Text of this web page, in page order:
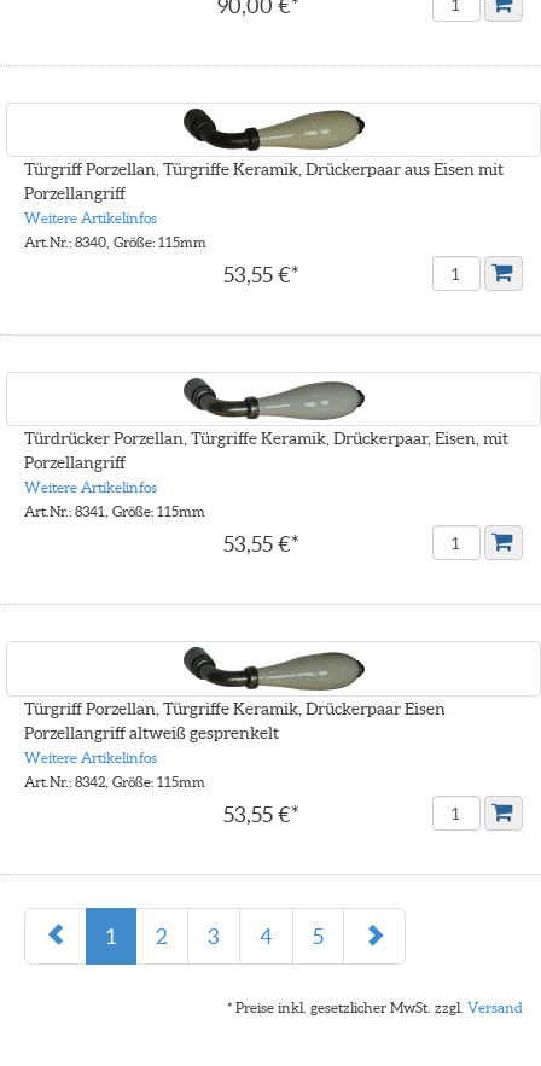
90,00 €*
Türgriff Porzellan, Türgriffe Keramik, Drückerpaar aus Eisen mit
Porzellangriff
Weitere Artikelinfos
Art.Nr.: 8340, Größe: 115mm
53,55 €*
Türdrücker Porzellan, Türgriffe Keramik, Drückerpaar, Eisen, mit
Porzellangriff
Weitere Artikelinfos
Art.Nr.: 8341, Größe: 115mm
53,55 €*
Türgriff Porzellan, Türgriffe Keramik, Drückerpaar Eisen
Porzellangriff altweiß gesprenkelt
Weitere Artikelinfos
Art.Nr.: 8342, Größe: 115mm
53,55 €*
1 2 3 4 5
* Preise inkl. gesetzlicher MwSt. zzgl. Versand